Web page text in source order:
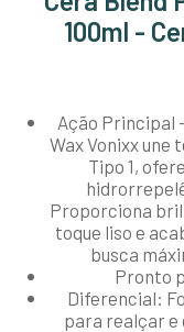
100ml -
Ação Principal
Wax Vonixxune
Tipo 1,
Proporciona
toque liso e
busca
Pronto
Diferencial:
para realçar e